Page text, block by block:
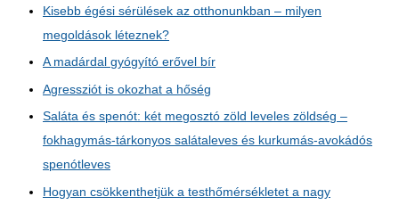
Kisebb égési sérülések az otthonunkban – milyen
megoldások léteznek?
A madárdal gyógyító erővel bír
Agressziót is okozhat a hőség
Saláta és spenót: két megosztó zöld leveles zöldség –
fokhagymás-tárkonyos salátaleves és kurkumás-avokádós
spenótleves
Hogyan csökkenthetjük a testhőmérsékletet a nagy